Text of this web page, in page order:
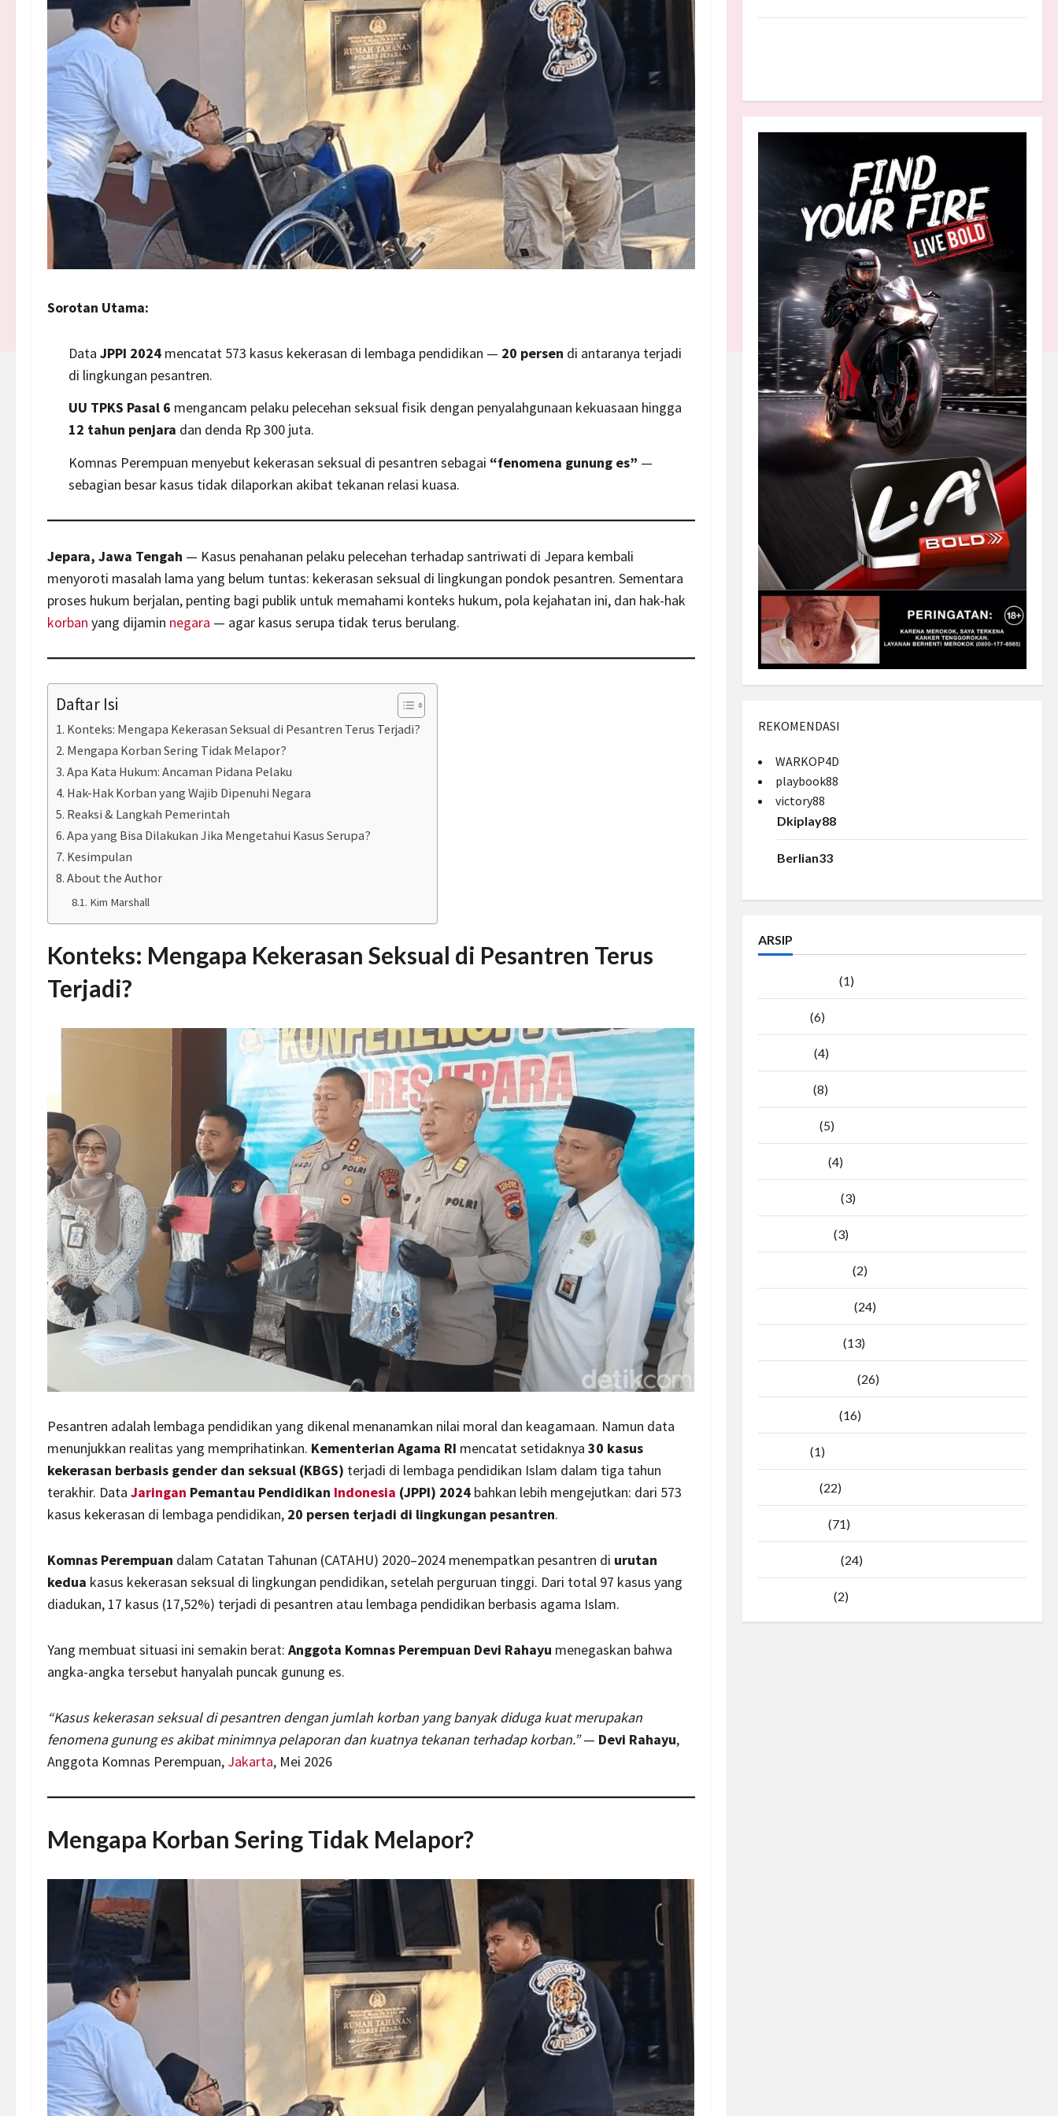
Sorotan Utama:
Data JPPI 2024 mencatat 573 kasus kekerasan di lembaga pendidikan — 20 persen di antaranya terjadi
di lingkungan pesantren.
UU TPKS Pasal 6 mengancam pelaku pelecehan seksual fisik dengan penyalahgunaan kekuasaan hingga
12 tahun penjara dan denda Rp 300 juta.
Komnas Perempuan menyebut kekerasan seksual di pesantren sebagai “fenomena gunung es” —
sebagian besar kasus tidak dilaporkan akibat tekanan relasi kuasa.
Jepara, Jawa Tengah — Kasus penahanan pelaku pelecehan terhadap santriwati di Jepara kembali
menyoroti masalah lama yang belum tuntas: kekerasan seksual di lingkungan pondok pesantren. Sementara
proses hukum berjalan, penting bagi publik untuk memahami konteks hukum, pola kejahatan ini, dan hak-hak
korban yang dijamin negara — agar kasus serupa tidak terus berulang.
Daftar Isi
Konteks: Mengapa Kekerasan Seksual di Pesantren Terus Terjadi?
Mengapa Korban Sering Tidak Melapor?
Apa Kata Hukum: Ancaman Pidana Pelaku
Hak-Hak Korban yang Wajib Dipenuhi Negara
Reaksi & Langkah Pemerintah
Apa yang Bisa Dilakukan Jika Mengetahui Kasus Serupa?
Kesimpulan
About the Author
Kim Marshall
Konteks: Mengapa Kekerasan Seksual di Pesantren Terus
Terjadi?
Pesantren adalah lembaga pendidikan yang dikenal menanamkan nilai moral dan keagamaan. Namun data
menunjukkan realitas yang memprihatinkan. Kementerian Agama RI mencatat setidaknya 30 kasus
kekerasan berbasis gender dan seksual (KBGS) terjadi di lembaga pendidikan Islam dalam tiga tahun
terakhir. Data Jaringan Pemantau Pendidikan Indonesia (JPPI) 2024 bahkan lebih mengejutkan: dari 573
kasus kekerasan di lembaga pendidikan, 20 persen terjadi di lingkungan pesantren.
Komnas Perempuan dalam Catatan Tahunan (CATAHU) 2020–2024 menempatkan pesantren di urutan
kedua kasus kekerasan seksual di lingkungan pendidikan, setelah perguruan tinggi. Dari total 97 kasus yang
diadukan, 17 kasus (17,52%) terjadi di pesantren atau lembaga pendidikan berbasis agama Islam.
Yang membuat situasi ini semakin berat: Anggota Komnas Perempuan Devi Rahayu menegaskan bahwa
angka-angka tersebut hanyalah puncak gunung es.
“Kasus kekerasan seksual di pesantren dengan jumlah korban yang banyak diduga kuat merupakan
fenomena gunung es akibat minimnya pelaporan dan kuatnya tekanan terhadap korban.”— Devi Rahayu,
Anggota Komnas Perempuan, Jakarta, Mei 2026
Mengapa Korban Sering Tidak Melapor?
REKOMENDASI
WARKOP4D
playbook88
victory88
Dkiplay88
Berlian33
ARSIP
(1)
(6)
(4)
(8)
(5)
(4)
(3)
(3)
(2)
(24)
(13)
(26)
(16)
(1)
(22)
(71)
(24)
(2)